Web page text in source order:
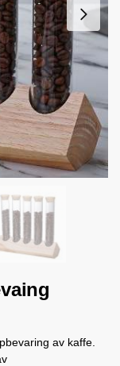
av kaffe.